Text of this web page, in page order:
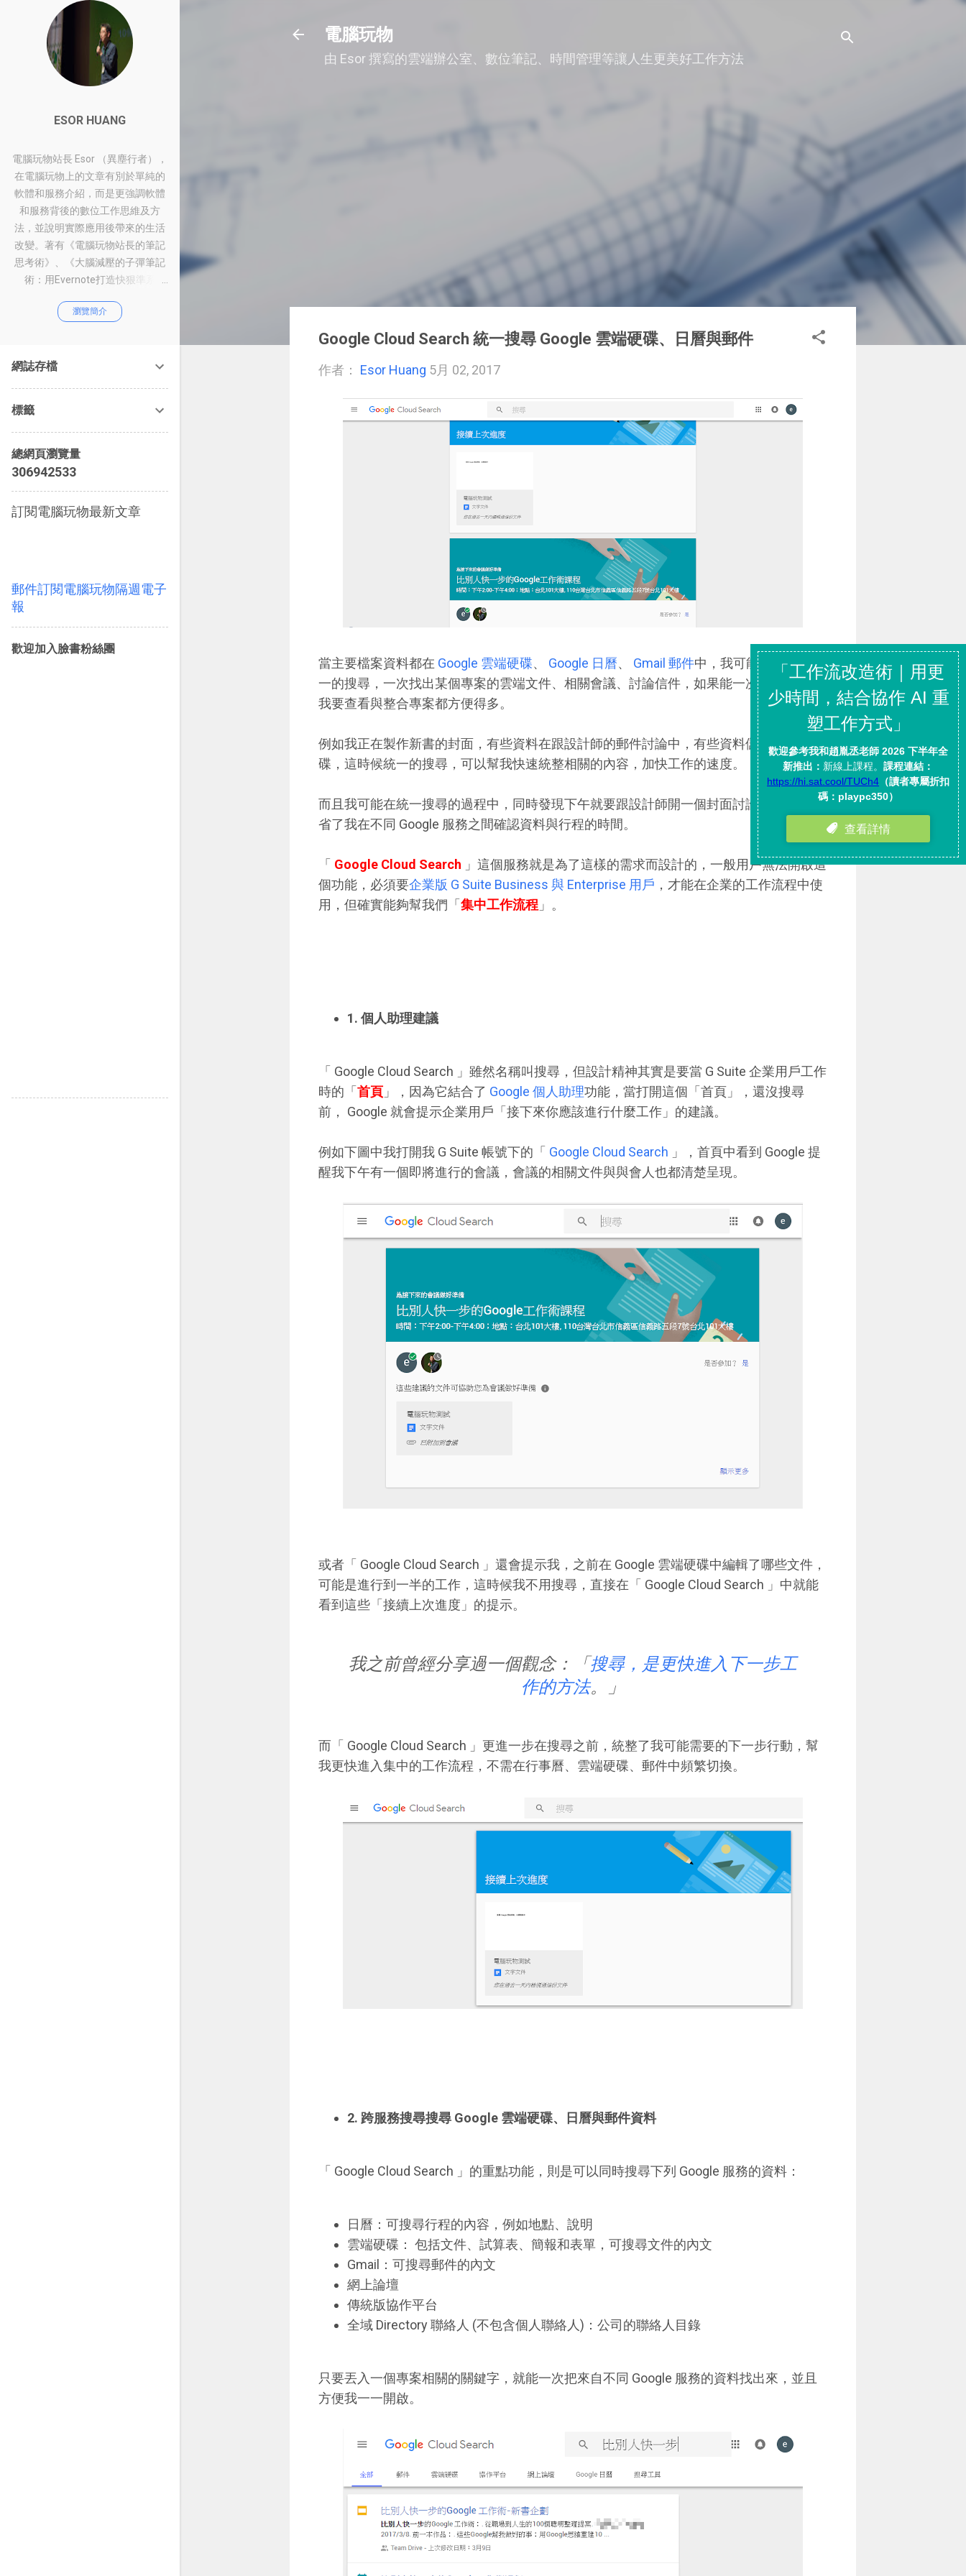
電腦玩物
由 Esor 撰寫的雲端辦公室、數位筆記、時間管理等讓人生更美好工作方法
Google Cloud Search 統一搜尋 Google 雲端硬碟、日曆與郵件
作者： Esor Huang 5月 02, 2017
當主要檔案資料都在 Google 雲端硬碟、 Google 日曆、 Gmail 郵件中，我可能會想透過統
一的搜尋，一次找出某個專案的雲端文件、相關會議、討論信件，如果能一次條列出來，
我要查看與整合專案都方便得多。
例如我正在製作新書的封面，有些資料在跟設計師的郵件討論中，有些資料儲存在雲端硬
碟，這時候統一的搜尋，可以幫我快速統整相關的內容，加快工作的速度。
而且我可能在統一搜尋的過程中，同時發現下午就要跟設計師開一個封面討論的會議，節
省了我在不同 Google 服務之間確認資料與行程的時間。
「 Google Cloud Search 」這個服務就是為了這樣的需求而設計的，一般用戶無法開啟這
個功能，必須要企業版 G Suite Business 與 Enterprise 用戶 ，才能在企業的工作流程中使
用，但確實能夠幫我們「 集中工作流程 」。
1. 個人助理建議
「 Google Cloud Search 」雖然名稱叫搜尋，但設計精神其實是要當 G Suite 企業用戶工作
時的「 首頁 」，因為它結合了 Google 個人助理功能，當打開這個「首頁」，還沒搜尋
前， Google 就會提示企業用戶「接下來你應該進行什麼工作」的建議。
例如下圖中我打開我 G Suite 帳號下的「 Google Cloud Search 」，首頁中看到 Google 提
醒我下午有一個即將進行的會議，會議的相關文件與與會人也都清楚呈現。
或者「 Google Cloud Search 」還會提示我，之前在 Google 雲端硬碟中編輯了哪些文件，
可能是進行到一半的工作，這時候我不用搜尋，直接在「 Google Cloud Search 」中就能
看到這些「接續上次進度」的提示。
我之前曾經分享過一個觀念：「 搜尋，是更快進入下一步工
作的方法。」
而「 Google Cloud Search 」更進一步在搜尋之前，統整了我可能需要的下一步行動，幫
我更快進入集中的工作流程，不需在行事曆、雲端硬碟、郵件中頻繁切換。
2. 跨服務搜尋搜尋 Google 雲端硬碟、日曆與郵件資料
「 Google Cloud Search 」的重點功能，則是可以同時搜尋下列 Google 服務的資料：
日曆：可搜尋行程的內容，例如地點、說明
雲端硬碟： 包括文件、試算表、簡報和表單，可搜尋文件的內文
Gmail：可搜尋郵件的內文
網上論壇
傳統版協作平台
全域 Directory 聯絡人 (不包含個人聯絡人)：公司的聯絡人目錄
只要丟入一個專案相關的關鍵字，就能一次把來自不同 Google 服務的資料找出來，並且
方便我一一開啟。
ESOR HUANG
電腦玩物站長 Esor （異塵行者），
在電腦玩物上的文章有別於單純的
軟體和服務介紹，而是更強調軟體
和服務背後的數位工作思維及方
法，並說明實際應用後帶來的生活
改變。著有《電腦玩物站長的筆記
思考術》、《大腦減壓的子彈筆記
術：用Evernote打造快狠準系
作術：從職場到人生的100個聰明
瀏覽簡介
網誌存檔
標籤
總網頁瀏覽量
306942533
訂閱電腦玩物最新文章
郵件訂閱電腦玩物隔週電子
報
歡迎加入臉書粉絲團